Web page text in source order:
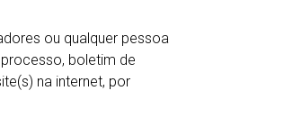
ou qualquer pessoa
boletim de
na internet, por